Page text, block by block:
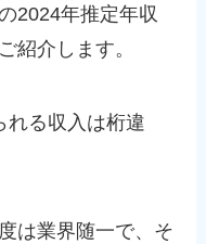
2024年推定年収
紹介します。
れる収入は桁違
は業界随一で、そ